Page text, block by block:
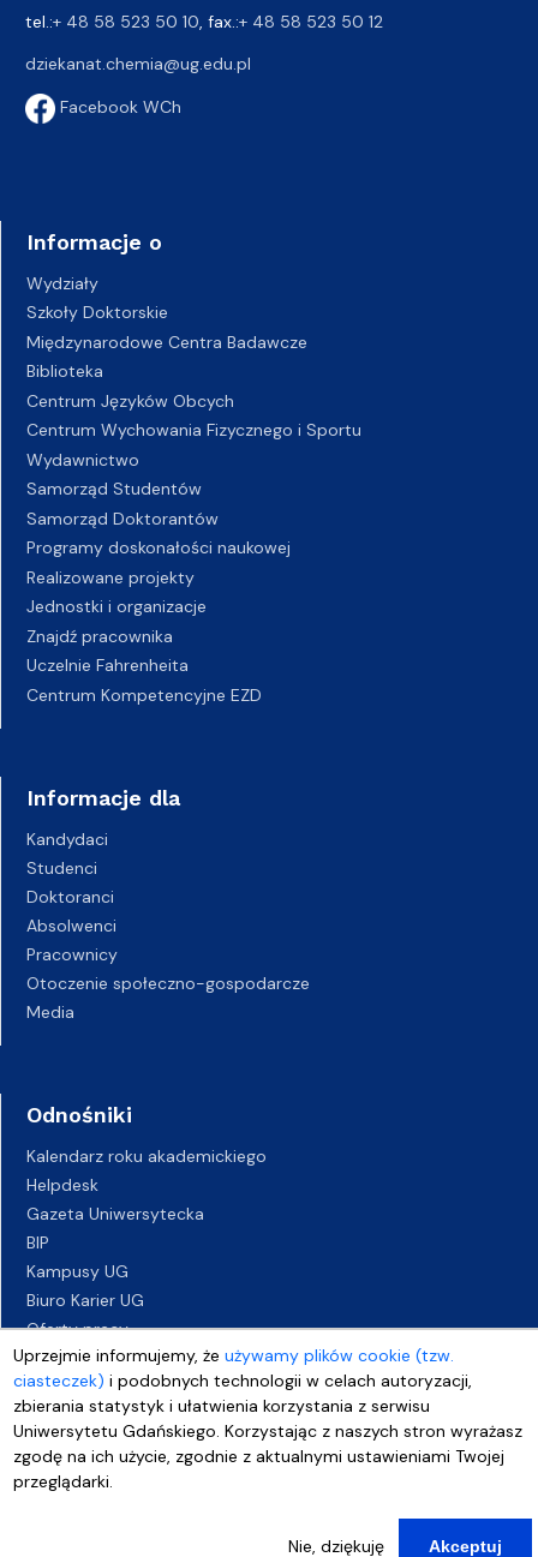
Uprzejmie informujemy, żeużywamy plików cookie (tzw.
ciasteczek) i podobnych technologii w celach autoryzacji,
zbierania statystyk i ułatwienia korzystania z serwisu
Uniwersytetu Gdańskiego. Korzystając z naszych stron wyrażasz
zgodę na ich użycie, zgodnie z aktualnymi ustawieniami Twojej
przeglądarki.
Nie, dziękuję Akceptuj
tel.:+ 48 58 523 50 10 , fax.:+ 48 58 523 50 12
dziekanat.chemia@ug.edu.pl
Facebook WCh
Informacje o
Wydziały
Szkoły Doktorskie
Międzynarodowe Centra Badawcze
Biblioteka
Centrum Języków Obcych
Centrum Wychowania Fizycznego i Sportu
Wydawnictwo
Samorząd Studentów
Samorząd Doktorantów
Programy doskonałości naukowej
Realizowane projekty
Jednostki i organizacje
Znajdź pracownika
Uczelnie Fahrenheita
Centrum Kompetencyjne EZD
Informacje dla
Kandydaci
Studenci
Doktoranci
Absolwenci
Pracownicy
Otoczenie społeczno-gospodarcze
Media
Odnośniki
Kalendarz roku akademickiego
Helpdesk
Gazeta Uniwersytecka
BIP
Kampusy UG
Biuro Karier UG
Oferty pracy
Deklaracja dostępności